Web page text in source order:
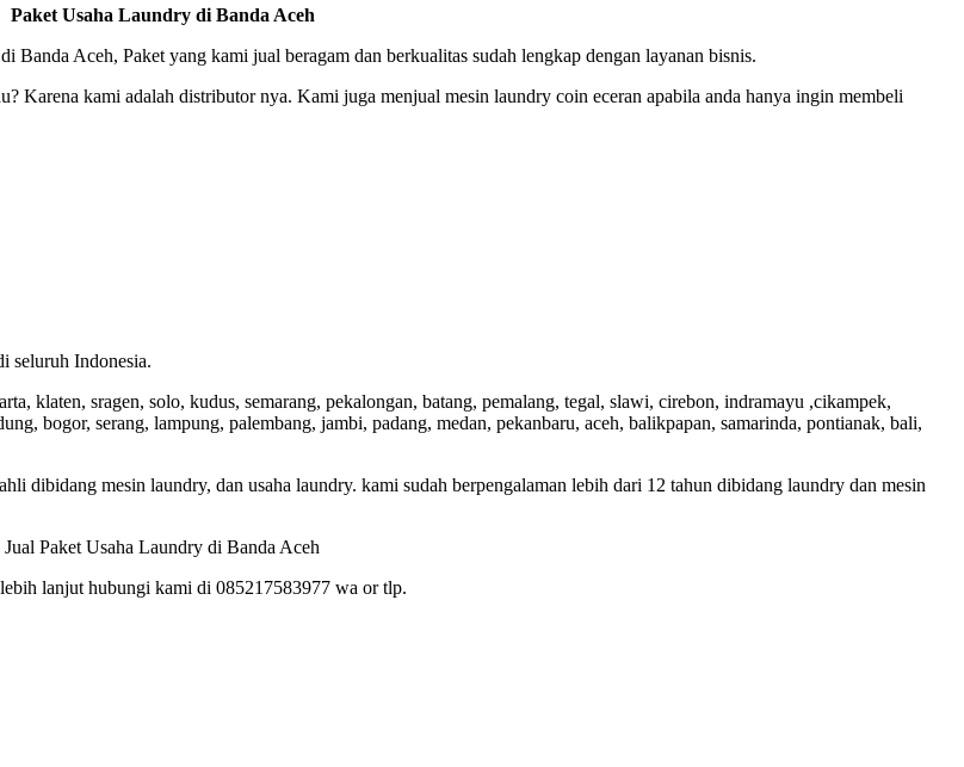
Paket Usaha Laundry di Banda Aceh
Aceh, Paket yang kami jual beragam dan berkualitas sudah lengkap dengan layanan bisnis.
Karena kami adalah distributor nya. Kami juga menjual mesin laundry coin eceran apabila anda hanya ingin membeli
seluruh Indonesia.
klaten, sragen, solo, kudus, semarang, pekalongan, batang, pemalang, tegal, slawi, cirebon, indramayu ,cikampek,
bogor, serang, lampung, palembang, jambi, padang, medan, pekanbaru, aceh, balikpapan, samarinda, pontianak, bali,
dibidang mesin laundry, dan usaha laundry. kami sudah berpengalaman lebih dari 12 tahun dibidang laundry dan mesin
Jual Paket Usaha Laundry di Banda Aceh
lanjut hubungi kami di 085217583977 wa or tlp.